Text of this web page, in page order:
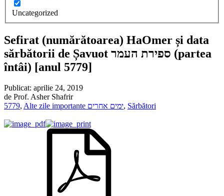
Uncategorized
Sefirat (numărătoarea) HaOmer și data
sărbătorii de Șavuot ספירת העמר (partea
întâi) [anul 5779]
Publicat: aprilie 24, 2019
de Prof. Asher Shafrir
5779, Alte zile importante ימים אחרים, Sărbători